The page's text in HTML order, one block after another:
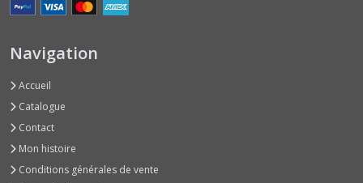
Navigation
Accueil
Catalogue
Contact
Mon histoire
Conditions générales de vente